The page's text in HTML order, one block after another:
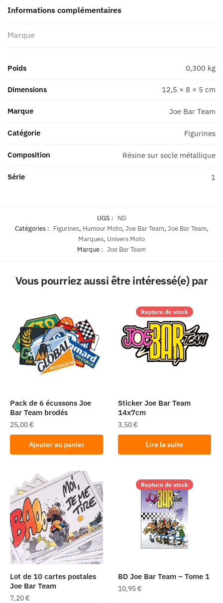
Yamaha
V-
-
Série
Informations complémentaires
Marque
Poids 0,300 kg
Dimensions 12,5 × 8 × 5 cm
Marque Joe Bar Team
Catégorie Figurines
Composition Résine sur socle métallique
Série 1
UGS : ND
Catégories : Figurines, Humour Moto, Joe Bar Team, Joe Bar Team,
Marques, Univers Moto
Marque : Joe Bar Team
Vous pourriez aussi être intéressé(e) par
Pack de 6 écussons Joe
Bar Team brodés
25,00€
Ajouter au panier
Rupture de stock
Sticker Joe Bar Team
14x7cm
3,50€
Lire la suite
Lot de 10 cartes postales
Joe Bar Team
7,20€
Rupture de stock
BD Joe Bar Team – Tome 1
10,95€